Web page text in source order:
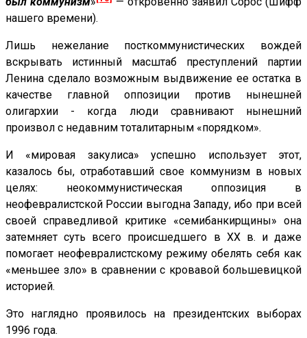
нашего времени).
Лишь нежелание посткоммунистических вождей
вскрывать истинный масштаб преступлений партии
Ленина сделало возможным выдвижение ее остатка в
качестве главной оппозиции против нынешней
олигархии - когда люди сравнивают нынешний
произвол с недавним тоталитарным «порядком».
И «мировая закулиса» успешно использует этот,
казалось бы, отработавший свое коммунизм в новых
целях: неокоммунистическая оппозиция в
неофевралистской России выгодна Западу, ибо при всей
своей справедливой критике «семибанкирщины» она
затемняет суть всего происшедшего в XX в. и даже
помогает неофевралистскому режиму обелять себя как
«меньшее зло» в сравнении с кровавой большевицкой
историей.
Это наглядно проявилось на президентских выборах
1996 года.